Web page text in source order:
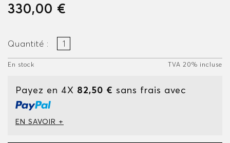
330,00 €
Quantité :
En stock TVA 20% incluse
Payez en 4X 82,50 € sans frais avec
EN SAVOIR +